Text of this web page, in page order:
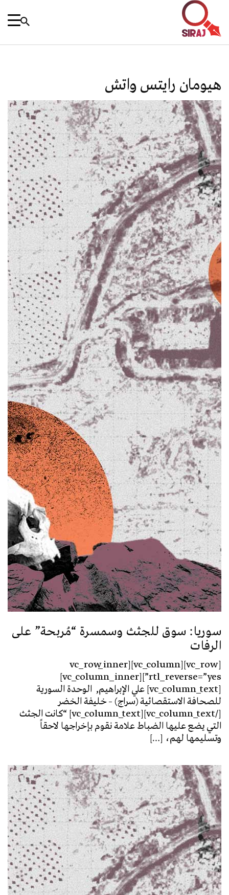
هيومان رايتس واتش
سوريا: سوق للجثث وسمسرة “مُربحة” على
الرفات
[vc_row][vc_column][vc_row_inner
rtl_reverse=”yes”][vc_column_inner]
[vc_column_text] علي الإبراهيم, الوحدة السورية
للصحافة الاستقصائية (سراج) – خليفة الخضر
[/vc_column_text][vc_column_text] “كانت الجثث
التي يضع عليها الضباط علامة نقوم بإخراجها لاحقاً
وتسليمها لهم، […]